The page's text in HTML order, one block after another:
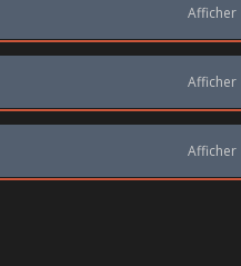
Afficher
Afficher
Afficher